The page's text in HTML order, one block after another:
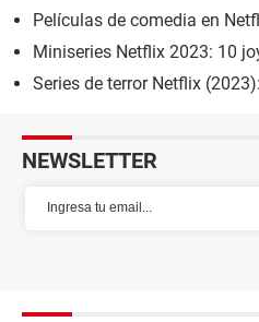
Películas de comedia en
Miniseries Netflix 2023: 10
Series de terror Netflix
NEWSLETTER